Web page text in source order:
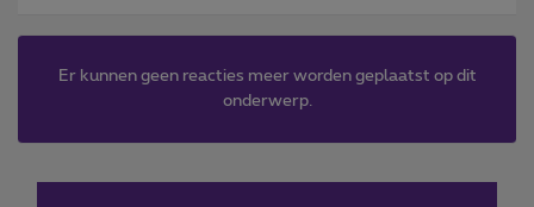
Er kunnen geen reacties meer worden geplaatst op dit
onderwerp.